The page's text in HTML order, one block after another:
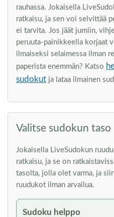
rauhassa. Jokaisella
ratkaisu, ja sen voi selvittää
ei tarvita. Jos jäät jumiin,
peruuta-painikkeella korjaat
ilmaiseksi selaimessa ilman
paperista enemmän? Katso
sudokut ja lataa ilmainen
Valitse sudokun taso
Jokaisella LiveSudokun
ratkaisu, ja se on
tasolta, jolla olet varma, ja
ruudukot ilman arvailua.
Sudoku helppo